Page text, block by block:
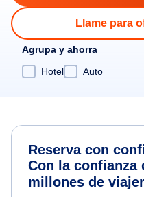
Llame para
Agrupa y ahorra
Hotel
Auto
Reserva con
Con la confianza
millones de